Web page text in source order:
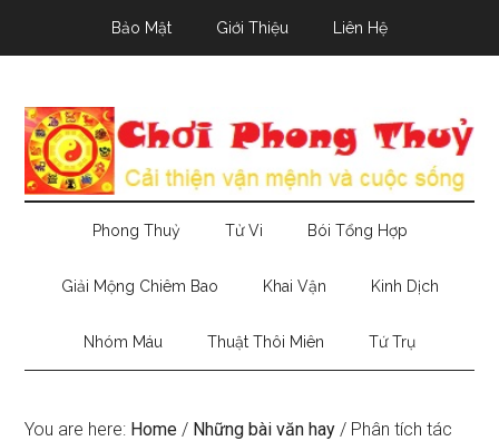
Bảo Mật Giới Thiệu Liên Hệ
Phong Thuỷ Tử Vi Bói Tổng Hợp
Giải Mộng Chiêm Bao Khai Vận Kinh Dịch
Nhóm Máu Thuật Thôi Miên Tứ Trụ
You are here: Home / Những bài văn hay / Phân tích tác